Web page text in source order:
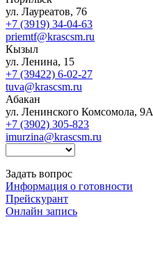
ул. Лауреатов, 76
+7 (3919) 34-04-63
priemtf@krascsm.ru
Кызыл
ул. Ленина, 15
+7 (39422) 6-02-27
tuva@krascsm.ru
Абакан
ул. Ленинского Комсомола, 9А
+7 (3902) 305-823
imurzina@krascsm.ru
Задать вопрос
Информация о готовности
Прейскурант
Онлайн запись